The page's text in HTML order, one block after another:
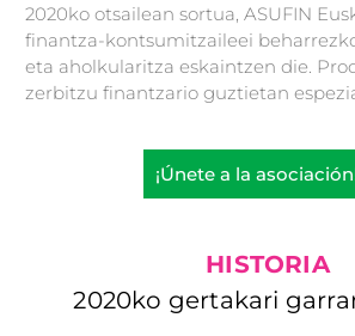
2020ko otsailean sortua, ASUFIN
finantza-kontsumitzaileei
eta aholkularitza eskaintzen die.
zerbitzu finantzario guztietan
¡Únete a la
HISTORIA
2020ko gertakari